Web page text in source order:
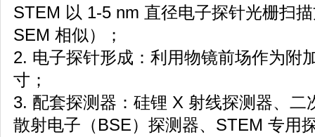
STEM 以 1-5 nm 直径电子探针光栅扫
SEM 相似）；
2. 电子探针形成：利用物镜前场作为附
寸；
3. 配套探测器：硅锂 X 射线探测器、二
散射电子（BSE）探测器、STEM 专用